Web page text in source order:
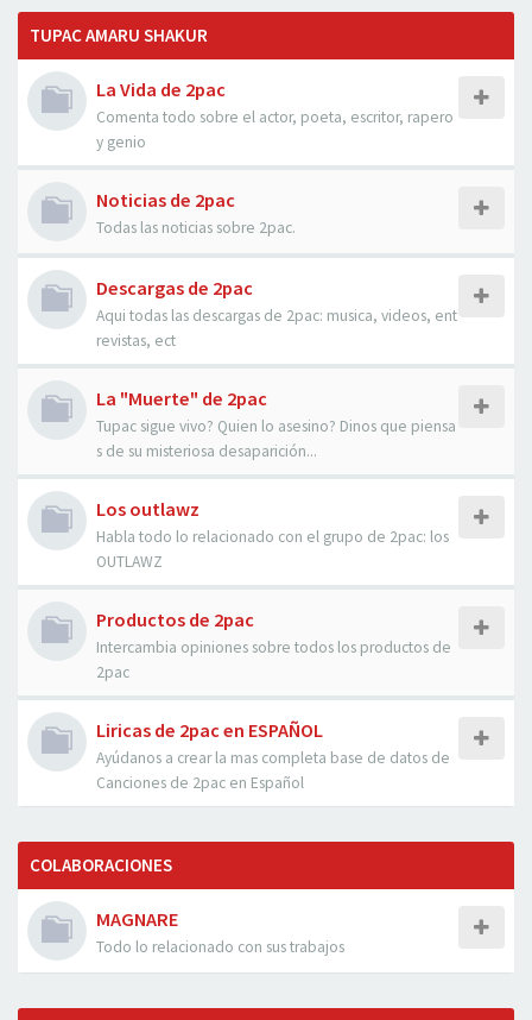
TUPAC AMARU SHAKUR
La Vida de 2pac
Comenta todo sobre el actor, poeta, escritor, rapero
y genio
Noticias de 2pac
Todas las noticias sobre 2pac.
Descargas de 2pac
Aqui todas las descargas de 2pac: musica, videos, ent
revistas, ect
La "Muerte" de 2pac
Tupac sigue vivo? Quien lo asesino? Dinos que piensa
s de su misteriosa desaparición...
Los outlawz
Habla todo lo relacionado con el grupo de 2pac: los
OUTLAWZ
Productos de 2pac
Intercambia opiniones sobre todos los productos de
2pac
Liricas de 2pac en ESPAÑOL
Ayúdanos a crear la mas completa base de datos de
Canciones de 2pac en Español
COLABORACIONES
MAGNARE
Todo lo relacionado con sus trabajos